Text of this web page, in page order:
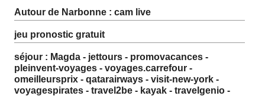
Autour de Narbonne : cam live
jeu pronostic gratuit
séjour : Magda - jettours - promovacances -
pleinvent-voyages - voyages.carrefour -
omeilleursprix - qatarairways - visit-new-york -
voyagespirates - travel2be - kayak - travelgenio -